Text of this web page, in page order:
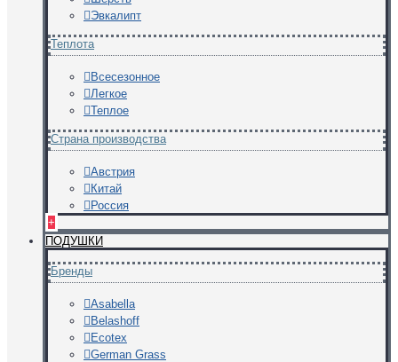
Эвкалипт
Теплота
Всесезонное
Легкое
Теплое
Страна производства
Австрия
Китай
Россия
+
ПОДУШКИ
Бренды
Asabella
Belashoff
Ecotex
German Grass